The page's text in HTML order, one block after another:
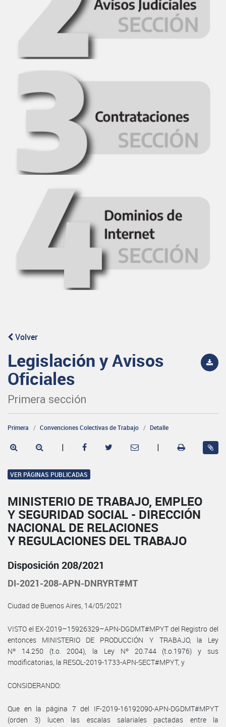
Volver
Legislación y Avisos
Oficiales
Primera sección
Primera Convenciones Colectivas de Trabajo Detalle
| |
VER PÁGINAS PUBLICADAS
MINISTERIO DE TRABAJO, EMPLEO
Y SEGURIDAD SOCIAL - DIRECCIÓN
NACIONAL DE RELACIONES
Y REGULACIONES DEL TRABAJO
Disposición 208/2021
DI-2021-208-APN-DNRYRT#MT
Ciudad de Buenos Aires, 14/05/2021
VISTO el EX-2019–15926329–APN-DGDMT#MPYT del Registro del
entonces MINISTERIO DE PRODUCCIÓN Y TRABAJO, la Ley
Nº 14.250 (t.o. 2004), la Ley Nº 20.744 (t.o.1976) y sus
modificatorias, la RESOL-2019-1733-APN-SECT#MPYT, y
CONSIDERANDO:
Que en la página 7 del IF-2019-16192090-APN-DGDMT#MPYT
(orden 3) lucen las escalas salariales pactadas entre la